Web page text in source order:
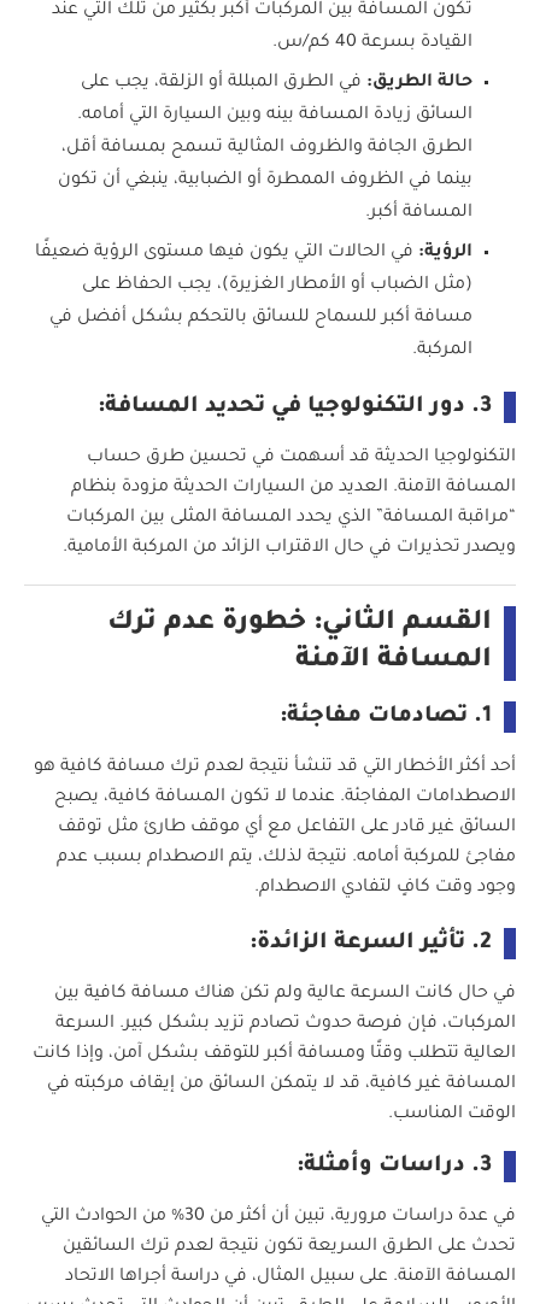
تكون المسافة بين المركبات أكبر بكثير من تلك التي عند
القيادة بسرعة 40 كم/س.
حالة الطريق: في الطرق المبللة أو الزلقة، يجب على
السائق زيادة المسافة بينه وبين السيارة التي أمامه.
الطرق الجافة والظروف المثالية تسمح بمسافة أقل،
بينما في الظروف الممطرة أو الضبابية، ينبغي أن تكون
المسافة أكبر.
الرؤية: في الحالات التي يكون فيها مستوى الرؤية ضعيفًا
(مثل الضباب أو الأمطار الغزيرة)، يجب الحفاظ على
مسافة أكبر للسماح للسائق بالتحكم بشكل أفضل في
المركبة.
3. دور التكنولوجيا في تحديد المسافة:
التكنولوجيا الحديثة قد أسهمت في تحسين طرق حساب
المسافة الآمنة. العديد من السيارات الحديثة مزودة بنظام
“مراقبة المسافة” الذي يحدد المسافة المثلى بين المركبات
ويصدر تحذيرات في حال الاقتراب الزائد من المركبة الأمامية.
القسم الثاني: خطورة عدم ترك
المسافة الآمنة
1. تصادمات مفاجئة:
أحد أكثر الأخطار التي قد تنشأ نتيجة لعدم ترك مسافة كافية هو
الاصطدامات المفاجئة. عندما لا تكون المسافة كافية، يصبح
السائق غير قادر على التفاعل مع أي موقف طارئ مثل توقف
مفاجئ للمركبة أمامه. نتيجة لذلك، يتم الاصطدام بسبب عدم
وجود وقت كافٍ لتفادي الاصطدام.
2. تأثير السرعة الزائدة:
في حال كانت السرعة عالية ولم تكن هناك مسافة كافية بين
المركبات، فإن فرصة حدوث تصادم تزيد بشكل كبير. السرعة
العالية تتطلب وقتًا ومسافة أكبر للتوقف بشكل آمن، وإذا كانت
المسافة غير كافية، قد لا يتمكن السائق من إيقاف مركبته في
الوقت المناسب.
3. دراسات وأمثلة:
في عدة دراسات مرورية، تبين أن أكثر من 30% من الحوادث التي
تحدث على الطرق السريعة تكون نتيجة لعدم ترك السائقين
المسافة الآمنة. على سبيل المثال، في دراسة أجراها الاتحاد